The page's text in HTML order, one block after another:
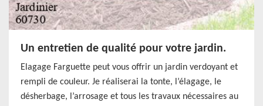
Un entretien de qualité pour votre jardin.
Elagage Farguette peut vous offrir un jardin verdoyant et
rempli de couleur. Je réaliserai la tonte, l’élagage, le
désherbage, l’arrosage et tous les travaux nécessaires au